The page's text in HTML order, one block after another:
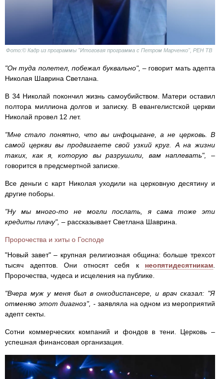
Фото:© Кадр из программы "Итоговая программа с Петром Марченко", РЕН ТВ
"Он туда полетел, побежал буквально", – говорит мать адепта
Николая Шаврина Светлана.
В 34 Николай покончил жизнь самоубийством. Матери оставил
полтора миллиона долгов и записку. В евангелистской церкви
Николай провел 12 лет.
"Мне стало понятно, что вы инфоцыгане, а не церковь. В
самой церкви вы продвигаете свой узкий круг. А на жизни
таких, как я, которую вы разрушили, вам наплевать",
–
говорится в предсмертной записке.
Все деньги с карт Николая уходили на церковную десятину и
другие поборы.
"Ну мы много-то не могли послать, я сама тоже эти
кредиты плачу", – рассказывает Светлана Шаврина.
Пророчества и хиты о Господе
"Новый завет" – крупная религиозная община: больше трехсот
тысяч адептов. Они относят себя к неопятидесятникам
Пророчества, чудеса и исцеления на публике.
"Вчера муж у меня был в онкодиспансере, и врач сказал: "Я
отменяю этот диагноз", - заявляла на одном из мероприятий
адепт секты.
Сотни коммерческих компаний и фондов в тени. Церковь –
успешная финансовая организация.